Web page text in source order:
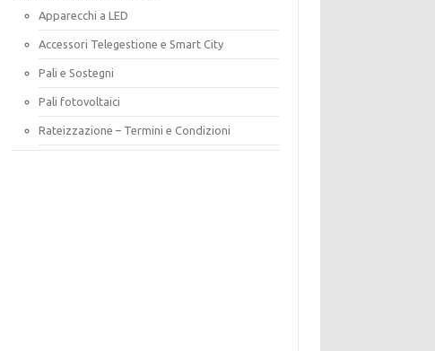
Apparecchi a LED
Accessori Telegestione e Smart City
Pali e Sostegni
Pali fotovoltaici
Rateizzazione – Termini e Condizioni